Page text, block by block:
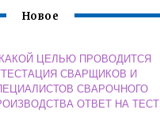
Новое
ЦЕЛЬЮ ПРОВОДИТСЯ
СВАРЩИКОВ И
СВАРОЧНОГО
ОТВЕТ НА ТЕСТ